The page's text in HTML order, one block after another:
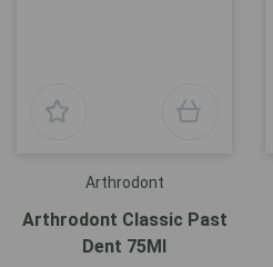
Arthrodont
Arthrodont Classic Past
Dent 75Ml